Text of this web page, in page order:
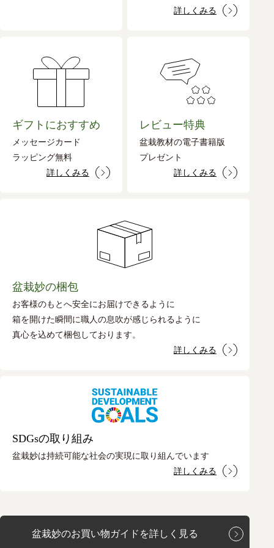
詳しくみる
ギフトにおすすめ
メッセージカード
ラッピング無料
詳しくみる
レビュー特典
盆栽教材の電子書籍版
プレゼント
詳しくみる
盆栽妙の梱包
お客様のもとへ安全にお届けできるように
箱を開けた瞬間に職人の息吹が感じられるように
真心を込めて梱包しております。
詳しくみる
SDGsの取り組み
盆栽妙は持続可能な社会の実現に取り組んでいます
詳しくみる
盆栽妙のお買い物ガイドを詳しく見る